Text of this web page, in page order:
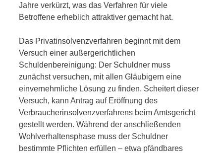
Jahre verkürzt, was das Verfahren für viele
Betroffene erheblich attraktiver gemacht hat.
Das Privatinsolvenzverfahren beginnt mit dem
Versuch einer außergerichtlichen
Schuldenbereinigung: Der Schuldner muss
zunächst versuchen, mit allen Gläubigern eine
einvernehmliche Lösung zu finden. Scheitert dieser
Versuch, kann Antrag auf Eröffnung des
Verbraucherinsolvenzverfahrens beim Amtsgericht
gestellt werden. Während der anschließenden
Wohlverhaltensphase muss der Schuldner
bestimmte Pflichten erfüllen – etwa pfändbares